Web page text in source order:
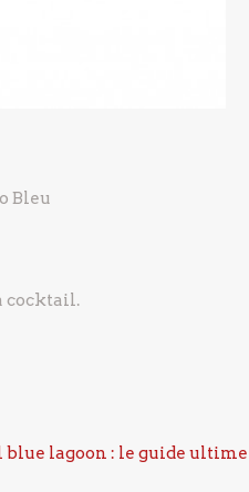
Bleu
cocktail.
blue lagoon : le guide ultime